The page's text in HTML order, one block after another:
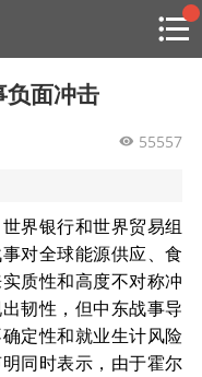
负面冲击
55557
界银行和世界贸易组
对全球能源供应、食
质性和高度不对称冲
韧性，但中东战事导
定性和就业生计风险
同时表示，由于霍尔
专家投稿
聘